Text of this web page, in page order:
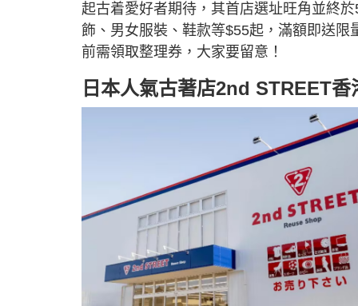
起古着愛好者期待，其首店選址旺角並終
飾、男女服裝、鞋款等$55起，滿額即送
前需領取整理券，大家要留意！
日本人氣古著店2nd STREET香